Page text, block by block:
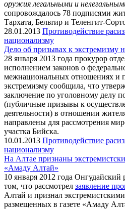
оружия легальными и
сопровождалось 78 подписями
Тархата, Бельтир и Теленгит-
28.01.2013 Противодействие
национализму
Дело об призывах к экстремизму
28 января 2013 года прокурор
исполнением законов о
межнациональных отношениях и
экстремизму сообщила, что
заключение по уголовному делу
(публичные призывы к
деятельности) в отношении
направлены для рассмотрения
участка Бийска.
10.01.2013 Противодействие
национализму
На Алтае признаны
«Амаду Алтай»
10 января 2012 года
том, что рассмотрел заявление
Алтай и признал экстремистскими
размещенных в газете «Амаду